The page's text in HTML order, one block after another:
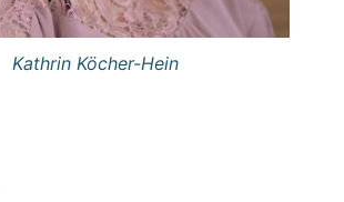
Kathrin Köcher-Hein